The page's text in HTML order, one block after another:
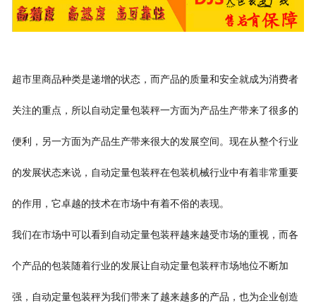
超市里商品种类是递增的状态，而产品的质量和安全就成为消费者
关注的重点，所以自动定量包装秤一方面为产品生产带来了很多的
便利，另一方面为产品生产带来很大的发展空间。现在从整个行业
的发展状态来说，自动定量包装秤在包装机械行业中有着非常重要
的作用，它卓越的技术在市场中有着不俗的表现。
我们在市场中可以看到自动定量包装秤越来越受市场的重视，而各
个产品的包装随着行业的发展让自动定量包装秤市场地位不断加
强，自动定量包装秤为我们带来了越来越多的产品，也为企业创造